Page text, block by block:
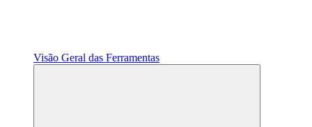
Visão Geral das Ferramentas